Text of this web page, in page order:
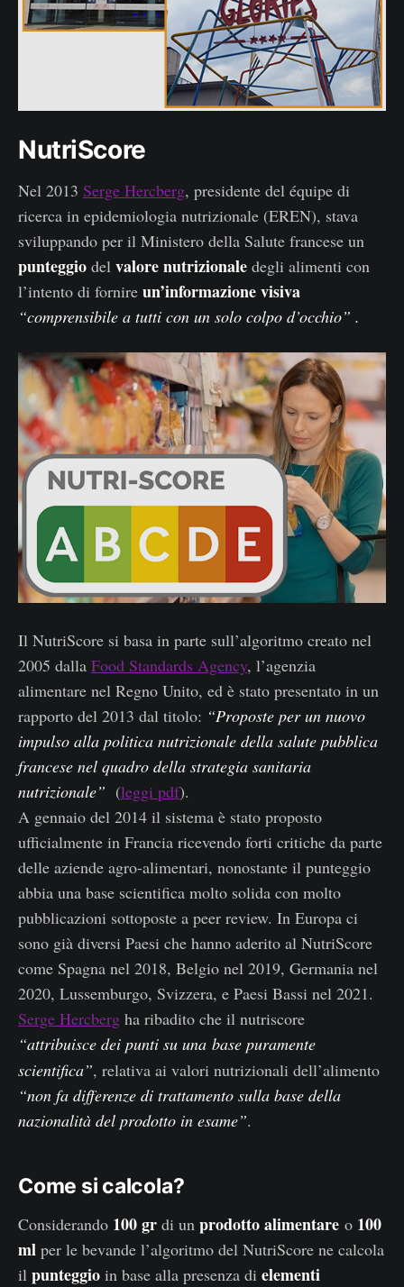
NutriScore
Nel 2013 Serge Hercberg, presidente del équipe di
ricerca in epidemiologia nutrizionale (EREN), stava
sviluppando per il Ministero della Salute francese un
punteggio del valore nutrizionale degli alimenti con
l’intento di fornire un’informazione visiva
“comprensibile a tutti con un solo colpo d’occhio” .
Il NutriScore si basa in parte sull’algoritmo creato nel
2005 dalla Food Standards Agency, l’agenzia
alimentare nel Regno Unito, ed è stato presentato in un
rapporto del 2013 dal titolo: “Proposte per un nuovo
impulso alla politica nutrizionale della salute pubblica
francese nel quadro della strategia sanitaria
nutrizionale” (leggi pdf).
A gennaio del 2014 il sistema è stato proposto
ufficialmente in Francia ricevendo forti critiche da parte
delle aziende agro-alimentari, nonostante il punteggio
abbia una base scientifica molto solida con molto
pubblicazioni sottoposte a peer review. In Europa ci
sono già diversi Paesi che hanno aderito al NutriScore
come Spagna nel 2018, Belgio nel 2019, Germania nel
2020, Lussemburgo, Svizzera, e Paesi Bassi nel 2021.
Serge Hercberg ha ribadito che il nutriscore
“attribuisce dei punti su una base puramente
scientifica”, relativa ai valori nutrizionali dell’alimento
“non fa differenze di trattamento sulla base della
nazionalità del prodotto in esame”.
Come si calcola?
Considerando 100 gr di un prodotto alimentare o 100
ml per le bevande l’algoritmo del NutriScore ne calcola
il punteggio in base alla presenza di elementi